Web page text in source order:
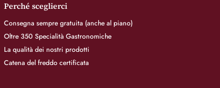
Perché sceglierci
Consegna sempre gratuita (anche al piano)
Oltre 350 Specialità Gastronomiche
La qualità dei nostri prodotti
Catena del freddo certificata